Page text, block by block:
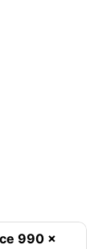
990 x